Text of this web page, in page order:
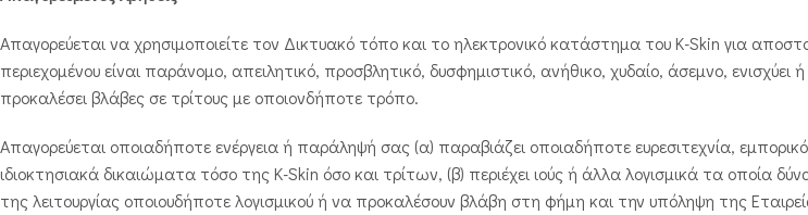
Απαγορεύεται να χρησιμοποιείτε τον Δικτυακό τόπο και το ηλεκτρονικό κατάστημα του K-Skin για
περιεχομένου είναι παράνομο, απειλητικό, προσβλητικό, δυσφημιστικό, ανήθικο, χυδαίο, άσεμνο, ενισχύει
προκαλέσει βλάβες σε τρίτους με οποιονδήποτε τρόπο.
Απαγορεύεται οποιαδήποτε ενέργεια ή παράληψή σας (α) παραβιάζει οποιαδήποτε ευρεσιτεχνία,
ιδιοκτησιακά δικαιώματα τόσο της K-Skin όσο και τρίτων, (β) περιέχει ιούς ή άλλα λογισμικά τα
της λειτουργίας οποιουδήποτε λογισμικού ή να προκαλέσουν βλάβη στη φήμη και την υπόληψη της